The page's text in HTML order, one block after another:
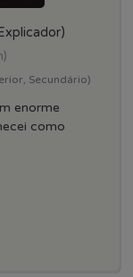
Secundário)
enorme
como